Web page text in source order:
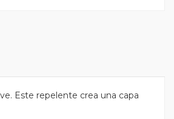
Este repelente crea una capa